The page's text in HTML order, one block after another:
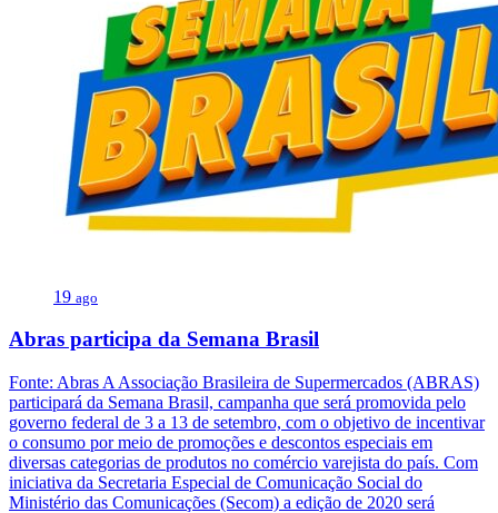
19 ago
Abras participa da Semana Brasil
Fonte: Abras A Associação Brasileira de Supermercados (ABRAS)
participará da Semana Brasil, campanha que será promovida pelo
governo federal de 3 a 13 de setembro, com o objetivo de incentivar
o consumo por meio de promoções e descontos especiais em
diversas categorias de produtos no comércio varejista do país. Com
iniciativa da Secretaria Especial de Comunicação Social do
Ministério das Comunicações (Secom) a edição de 2020 será